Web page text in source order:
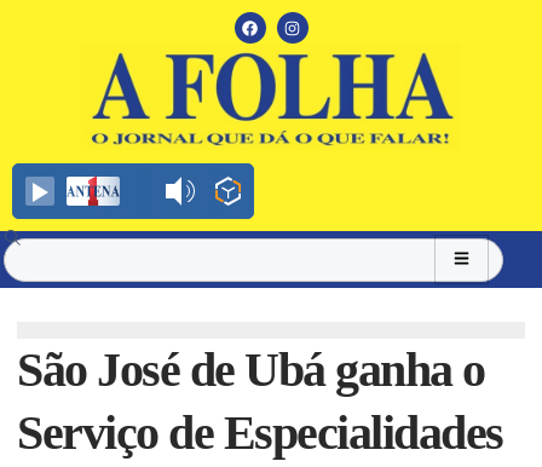
São José de Ubá ganha o
Serviço de Especialidades